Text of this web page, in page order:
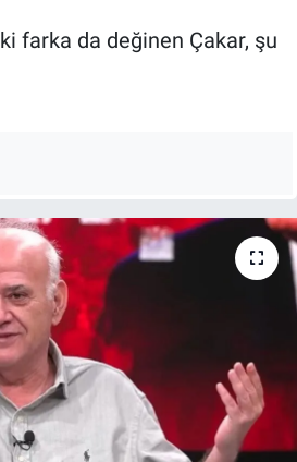
farka da değinen Çakar, şu